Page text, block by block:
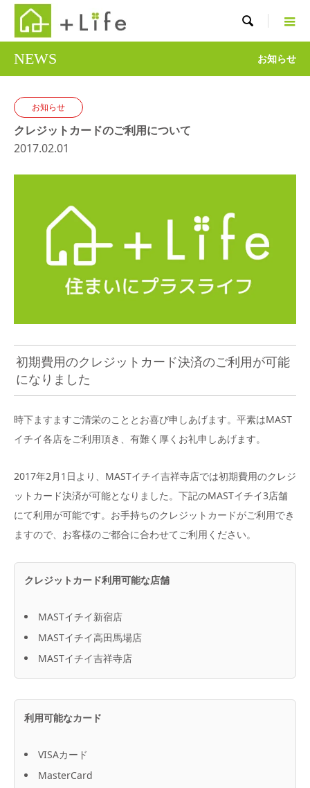

NEWS お知らせ
お知らせ
クレジットカードのご利用について
2017.02.01
初期費用のクレジットカード決済のご利用が可能
になりました
時下ますますご清栄のこととお喜び申しあげます。平素はMAST
イチイ各店をご利用頂き、有難く厚くお礼申しあげます。
2017年2月1日より、MASTイチイ吉祥寺店では初期費用のクレジ
ットカード決済が可能となりました。下記のMASTイチイ3店舗
にて利用が可能です。お手持ちのクレジットカードがご利用でき
ますので、お客様のご都合に合わせてご利用ください。
クレジットカード利用可能な店舗
MASTイチイ新宿店
MASTイチイ高田馬場店
MASTイチイ吉祥寺店
利用可能なカード
VISAカード
MasterCard